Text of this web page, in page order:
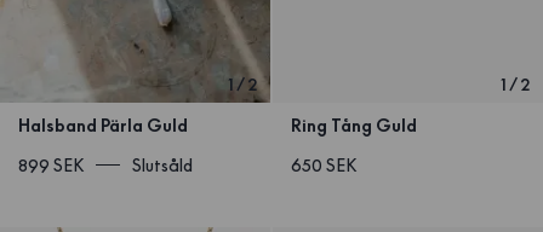
1/2
Halsband Pärla Guld
899 SEK
Slutsåld
1/2
Ring Tång Guld
650 SEK